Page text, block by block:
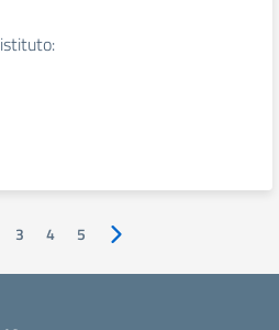
3 4 5 Pagina successiva